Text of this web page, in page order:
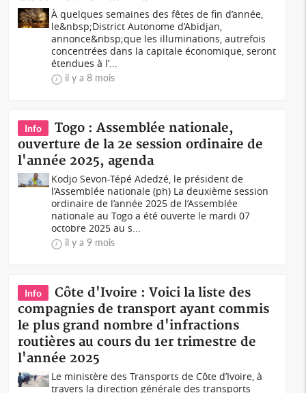
À quelques semaines des fêtes de fin d’année,
le&nbsp;District Autonome d’Abidjan,
annonce&nbsp;que les illuminations, autrefois
concentrées dans la capitale économique, seront
étendues à l’...
il y a 8 mois
Info
Togo : Assemblée nationale,
ouverture de la 2e session ordinaire de
l'année 2025, agenda
Kodjo Sevon-Tépé Adedzé, le président de
l’Assemblée nationale (ph) La deuxième session
ordinaire de l’année 2025 de l’Assemblée
nationale au Togo a été ouverte le mardi 07
octobre 2025 au s...
il y a 9 mois
Info
Côte d'Ivoire : Voici la liste des
compagnies de transport ayant commis
le plus grand nombre d'infractions
routières au cours du 1er trimestre de
l'année 2025
Le ministère des Transports de Côte d’Ivoire, à
travers la direction générale des transports